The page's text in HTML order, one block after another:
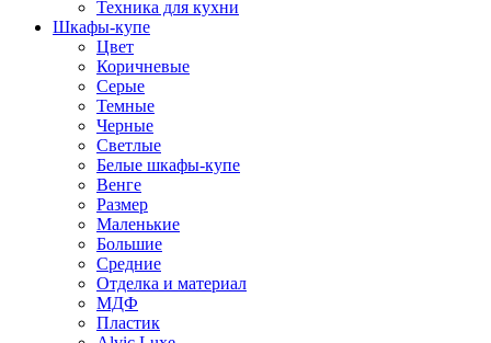
Техника для кухни
Шкафы-купе
Цвет
Коричневые
Серые
Темные
Черные
Светлые
Белые шкафы-купе
Венге
Размер
Маленькие
Большие
Средние
Отделка и материал
МДФ
Пластик